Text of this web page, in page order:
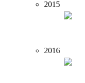
2015
2016